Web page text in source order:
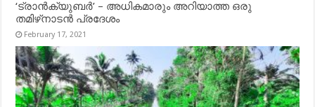
‘ട്രാൻക്യുബർ’ – അധികമാരും അറിയാത്ത ഒരു
തമിഴ്‌നാടൻ പ്രദേശം
February 17, 2021